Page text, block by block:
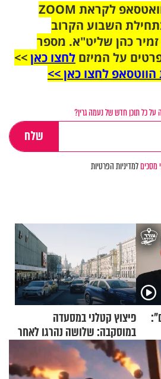
הצטרפו לקבוצת הוואטסאפ לקראת ZOOM
השבוע הקרוב
כהן שליט"א. מספר
על המיזם לחצו כאן>>
לחצו כאן >>
כל תוכן חדש של נעמה גרין?
מסכיםלמדיניות הפרטיות
פיצוץ קטלני במסעדה
במוסקבה: שלושה נהרגו לאחר
שמטען שנשאה אישה התפוצץ